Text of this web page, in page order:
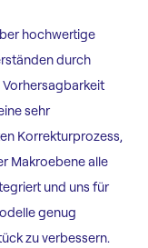
hochwertige
durch
sehr
Korrekturprozess,
Makroebene alle
und uns für
genug
zu verbessern.